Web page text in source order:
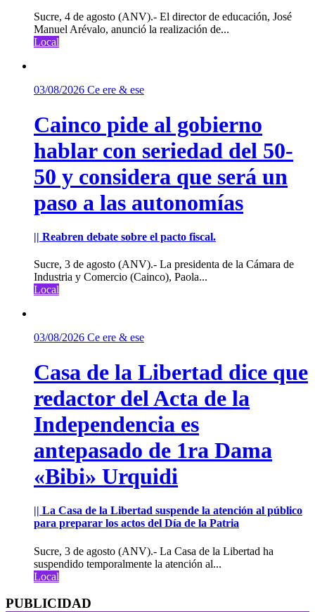
Sucre, 4 de agosto (ANV).- El director de educación, José
Manuel Arévalo, anunció la realización de...
Local
03/08/2026 Ce ere & ese
Cainco pide al gobierno
hablar con seriedad del 50-
50 y considera que será un
paso a las autonomías
|| Reabren debate sobre el pacto fiscal.
Sucre, 3 de agosto (ANV).- La presidenta de la Cámara de
Industria y Comercio (Cainco), Paola...
Local
03/08/2026 Ce ere & ese
Casa de la Libertad dice que
redactor del Acta de la
Independencia es
antepasado de 1ra Dama
«Bibi» Urquidi
|| La Casa de la Libertad suspende la atención al público
para preparar los actos del Día de la Patria
Sucre, 3 de agosto (ANV).- La Casa de la Libertad ha
suspendido temporalmente la atención al...
Local
PUBLICIDAD